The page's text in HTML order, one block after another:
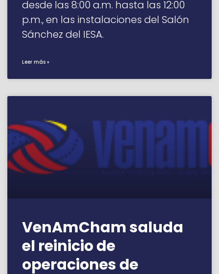
desde las 8:00 a.m. hasta las 12:00
p.m., en las instalaciones del Salón
Sánchez del IESA.
Leer más »
VenAmCham saluda
el reinicio de
operaciones de